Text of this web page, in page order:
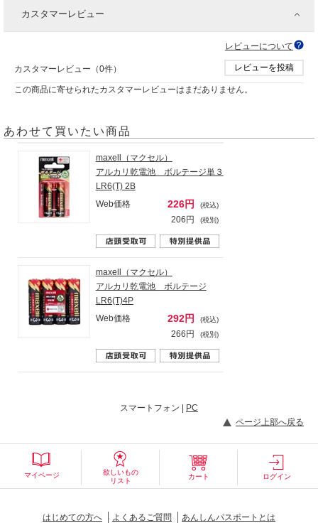
カスタマーレビュー
レビューについて
カスタマーレビュー（0件） レビューを投稿
この商品に寄せられたカスタマーレビューはまだありません。
あわせて買いたい商品
maxell（マクセル）
アルカリ乾電池 ボルテージ単３
LR6(T) 2B
Web価格
226円 (税込)
206円 (税別)
maxell（マクセル）
アルカリ乾電池 ボルテージ
LR6(T)4P
Web価格
292円 (税込)
266円 (税別)
スマートフォン |
PC
ページ上部へ戻る
マイページ
欲しいもの
リスト
カート ログイン
はじめての方へ よくあるご質問 あんしんパスポートとは